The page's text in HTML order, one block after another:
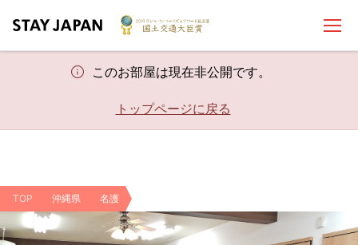
このお部屋は現在非公開です。
トップページに戻る
TOP 沖縄県 名護